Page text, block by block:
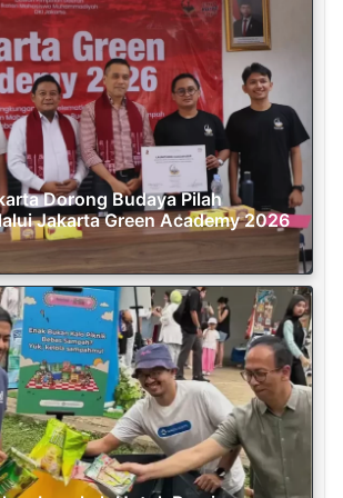
Dorong Budaya Pilah
Jakarta Green Academy 2026